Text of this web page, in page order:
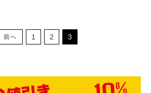
前へ 1 2 3